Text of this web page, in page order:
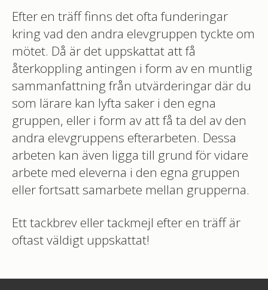
Efter en träff finns det ofta funderingar
kring vad den andra elevgruppen tyckte om
mötet. Då är det uppskattat att få
återkoppling antingen i form av en muntlig
sammanfattning från utvärderingar där du
som lärare kan lyfta saker i den egna
gruppen, eller i form av att få ta del av den
andra elevgruppens efterarbeten. Dessa
arbeten kan även ligga till grund för vidare
arbete med eleverna i den egna gruppen
eller fortsatt samarbete mellan grupperna.
Ett tackbrev eller tackmejl efter en träff är
oftast väldigt uppskattat!